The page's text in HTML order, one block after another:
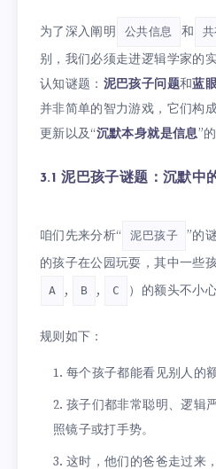
为了深入阐明 公共信息 和
别，我们必须走进逻辑学家的
认知谜题： 泥巴孩子问题和蓝
并非简单的智力游戏，它们构
更新以及“沉默本身就是信息”
3.1 泥巴孩子谜题：沉默中
咱们先来分析“ 泥巴孩子
”的
的孩子在公园玩耍，其中一些
A , B , C ）的额头不小
规则如下：
每个孩子都能看见别人的
孩子们都非常聪明、逻辑
照镜子或打手势。
这时，他们的爸爸走过来